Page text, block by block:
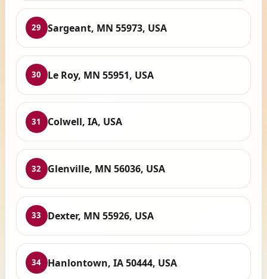
29 Sargeant, MN 55973, USA
30 Le Roy, MN 55951, USA
31 Colwell, IA, USA
32 Glenville, MN 56036, USA
33 Dexter, MN 55926, USA
34 Hanlontown, IA 50444, USA